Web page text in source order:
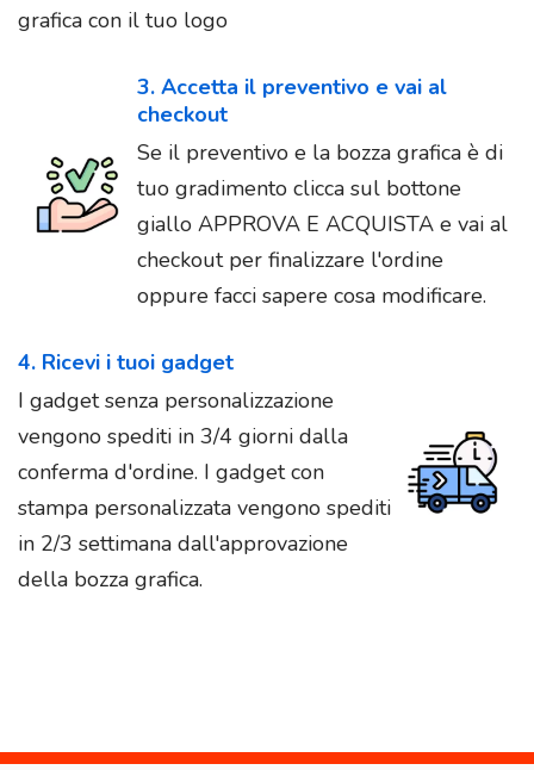
grafica con il tuo logo
3. Accetta il preventivo e vai al
checkout
Se il preventivo e la bozza grafica è di
tuo gradimento clicca sul bottone
giallo APPROVA E ACQUISTA e vai al
checkout per finalizzare l'ordine
oppure facci sapere cosa modificare.
4. Ricevi i tuoi gadget
I gadget senza personalizzazione
vengono spediti in 3/4 giorni dalla
conferma d'ordine. I gadget con
stampa personalizzata vengono spediti
in 2/3 settimana dall'approvazione
della bozza grafica.